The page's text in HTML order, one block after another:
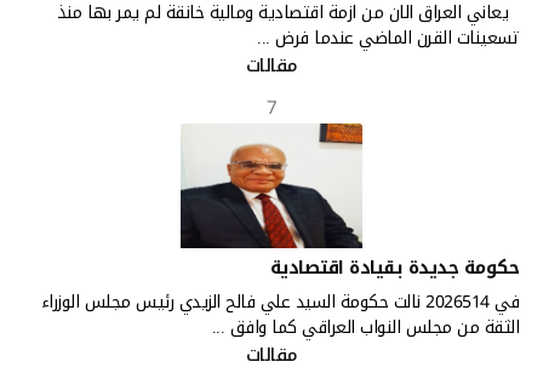
يعاني العراق الان من ازمة اقتصادية ومالية خانقة لم يمر بها منذ
تسعينات القرن الماضي عندما فرض ...
مقالات
7
حكومة جديدة بقيادة اقتصادية
في 2026514 نالت حكومة السيد علي فالح الزيدي رئيس مجلس الوزراء
الثقة من مجلس النواب العراقي كما وافق ...
مقالات